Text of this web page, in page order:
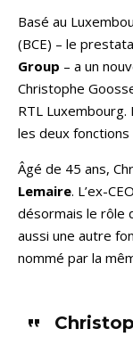
Basé au
(BCE) – le
Group – a un
Christophe
RTL
les deux fonctions
Âgé de 45 ans,
Lemaire. L’ex-
désormais le rôle
aussi une autre
nommé par la